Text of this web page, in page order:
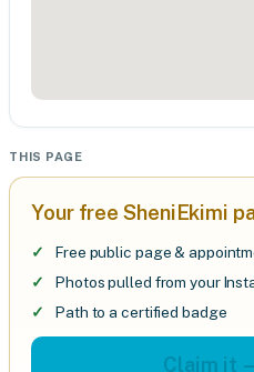
THIS PAGE
Your free SheniEkimi
Free public page &
Photos pulled from your
Path to a certified badge
Claim it